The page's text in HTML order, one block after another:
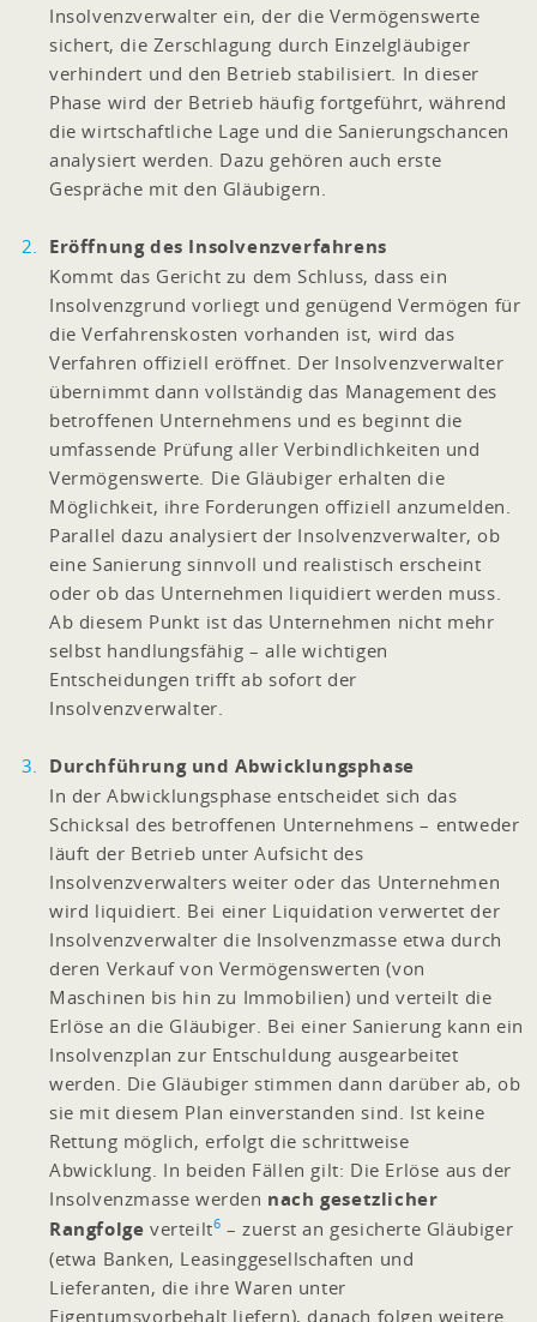
Insolvenzverwalter ein, der die Vermögenswerte
sichert, die Zerschlagung durch Einzelgläubiger
verhindert und den Betrieb stabilisiert. In dieser
Phase wird der Betrieb häufig fortgeführt, während
die wirtschaftliche Lage und die Sanierungschancen
analysiert werden. Dazu gehören auch erste
Gespräche mit den Gläubigern.
Eröffnung des Insolvenzverfahrens
Kommt das Gericht zu dem Schluss, dass ein
Insolvenzgrund vorliegt und genügend Vermögen für
die Verfahrenskosten vorhanden ist, wird das
Verfahren offiziell eröffnet. Der Insolvenzverwalter
übernimmt dann vollständig das Management des
betroffenen Unternehmens und es beginnt die
umfassende Prüfung aller Verbindlichkeiten und
Vermögenswerte. Die Gläubiger erhalten die
Möglichkeit, ihre Forderungen offiziell anzumelden.
Parallel dazu analysiert der Insolvenzverwalter, ob
eine Sanierung sinnvoll und realistisch erscheint
oder ob das Unternehmen liquidiert werden muss.
Ab diesem Punkt ist das Unternehmen nicht mehr
selbst handlungsfähig – alle wichtigen
Entscheidungen trifft ab sofort der
Insolvenzverwalter.
Durchführung und Abwicklungsphase
In der Abwicklungsphase entscheidet sich das
Schicksal des betroffenen Unternehmens – entweder
läuft der Betrieb unter Aufsicht des
Insolvenzverwalters weiter oder das Unternehmen
wird liquidiert. Bei einer Liquidation verwertet der
Insolvenzverwalter die Insolvenzmasse etwa durch
deren Verkauf von Vermögenswerten (von
Maschinen bis hin zu Immobilien) und verteilt die
Erlöse an die Gläubiger. Bei einer Sanierung kann ein
Insolvenzplan zur Entschuldung ausgearbeitet
werden. Die Gläubiger stimmen dann darüber ab, ob
sie mit diesem Plan einverstanden sind. Ist keine
Rettung möglich, erfolgt die schrittweise
Abwicklung. In beiden Fällen gilt: Die Erlöse aus der
Insolvenzmasse werden nach gesetzlicher
Rangfolge verteilt6 – zuerst an gesicherte Gläubiger
(etwa Banken, Leasinggesellschaften und
Lieferanten, die ihre Waren unter
Eigentumsvorbehalt liefern), danach folgen weitere